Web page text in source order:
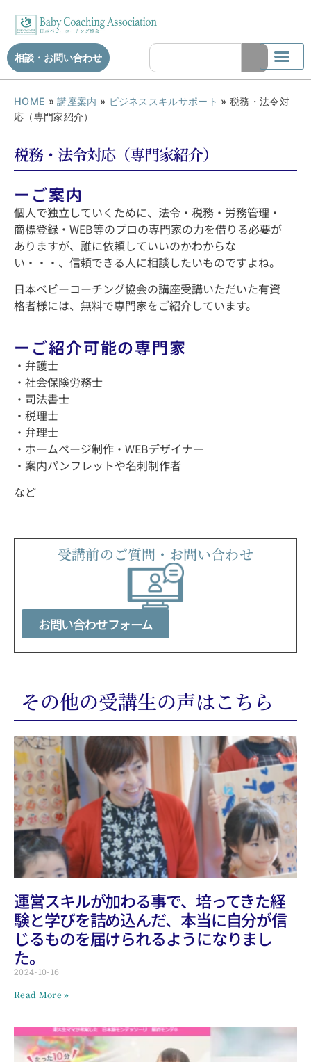
相談・お問い合わせ
HOME » 講座案内 » ビジネススキルサポート » 税務・法令対
応（専門家紹介）
税務・法令対応（専門家紹介）
ーご案内
個人で独立していくために、法令・税務・労務管理・
商標登録・WEB等のプロの専門家の力を借りる必要が
ありますが、誰に依頼していいのかわからな
い・・・、信頼できる人に相談したいものですよね。
日本ベビーコーチング協会の講座受講いただいた有資
格者様には、無料で専門家をご紹介しています。
ーご紹介可能の専門家
・弁護士
・社会保険労務士
・司法書士
・税理士
・弁理士
・ホームページ制作・WEBデザイナー
・案内パンフレットや名刺制作者
など
受講前のご質問・お問い合わせ
お問い合わせフォーム
その他の受講生の声はこちら
運営スキルが加わる事で、培ってきた経
験と学びを詰め込んだ、本当に自分が信
じるものを届けられるようになりまし
た。
2024-10-16
Read More »